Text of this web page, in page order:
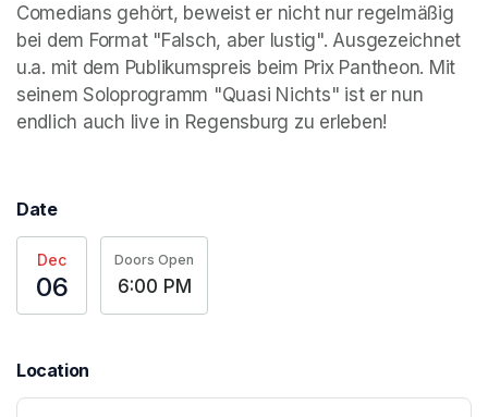
Comedians gehört, beweist er nicht nur regelmäßig
bei dem Format "Falsch, aber lustig". Ausgezeichnet
u.a. mit dem Publikumspreis beim Prix Pantheon. Mit
seinem Soloprogramm "Quasi Nichts" ist er nun
endlich auch live in Regensburg zu erleben!
Date
Dec
06
Doors Open
6:00 PM
Location